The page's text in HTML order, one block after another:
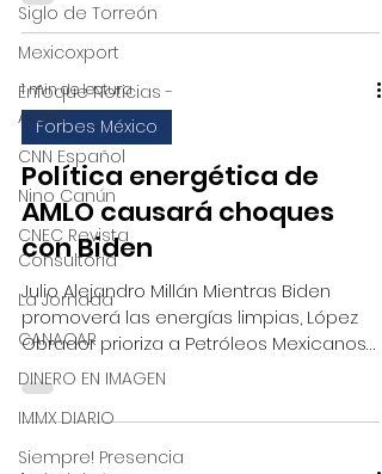
Siglo de Torreón
Mexicoxport
Enfoque Noticias -
Audio
CNN Español
Nino Canún
CNEC Revista
Consultoría
La Jornada
CANACAR
DINERO EN IMAGEN
IMMX DIARIO
Siempre! Presencia
1 min de lectura
Forbes México
Política energética de
AMLO causará choques
con Biden
Julio Alejandro Millán Mientras Biden
promoverá las energías limpias, López
Obrador prioriza a Petróleos Mexicanos
(Pemex) y la Comisión...